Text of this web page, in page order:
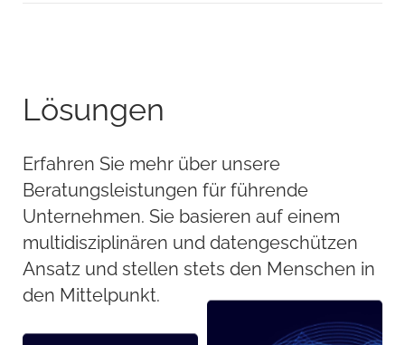
Lösungen
Erfahren Sie mehr über unsere
Beratungsleistungen für führende
Unternehmen. Sie basieren auf einem
multidisziplinären und datengeschützen
Ansatz und stellen stets den Menschen in
den Mittelpunkt.